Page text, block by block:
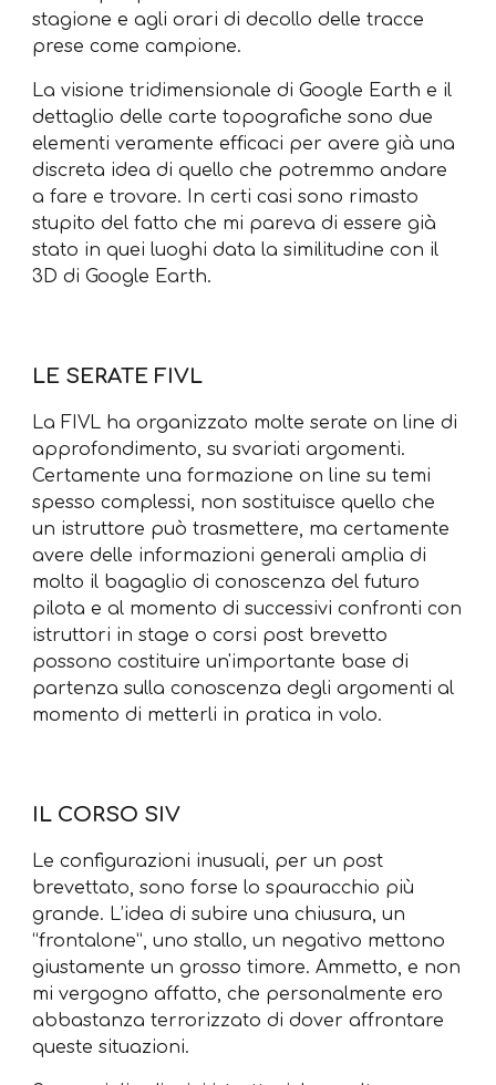
stagione e agli orari di decollo delle tracce
prese come campione.
La visione tridimensionale di Google Earth e il
dettaglio delle carte topografiche sono due
elementi veramente efficaci per avere già una
discreta idea di quello che potremmo andare
a fare e trovare. In certi casi sono rimasto
stupito del fatto che mi pareva di essere già
stato in quei luoghi data la similitudine con il
3D di Google Earth.
LE SERATE FIVL
La FIVL ha organizzato molte serate on line di
approfondimento, su svariati argomenti.
Certamente una formazione on line su temi
spesso complessi, non sostituisce quello che
un istruttore può trasmettere, ma certamente
avere delle informazioni generali amplia di
molto il bagaglio di conoscenza del futuro
pilota e al momento di successivi confronti con
istruttori in stage o corsi post brevetto
possono costituire un'importante base di
partenza sulla conoscenza degli argomenti al
momento di metterli in pratica in volo.
IL CORSO SIV
Le configurazioni inusuali, per un post
brevettato, sono forse lo spauracchio più
grande. L’idea di subire una chiusura, un
“frontalone”, uno stallo, un negativo mettono
giustamente un grosso timore. Ammetto, e non
mi vergogno affatto, che personalmente ero
abbastanza terrorizzato di dover affrontare
queste situazioni.